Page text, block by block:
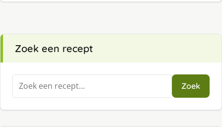
Zoek een recept
Zoeken
naar:
Zoek